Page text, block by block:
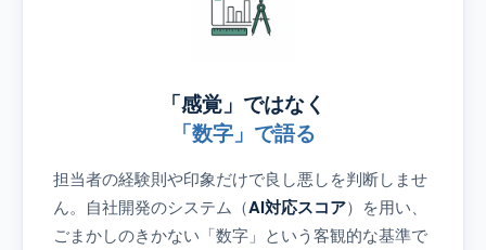
「感覚」ではなく
「数字」で語る
担当者の経験則や印象だけで良し悪しを判断しませ
ん。自社開発のシステム（AI対応スコア）を用い、
ごまかしのきかない「数字」という客観的な基準で